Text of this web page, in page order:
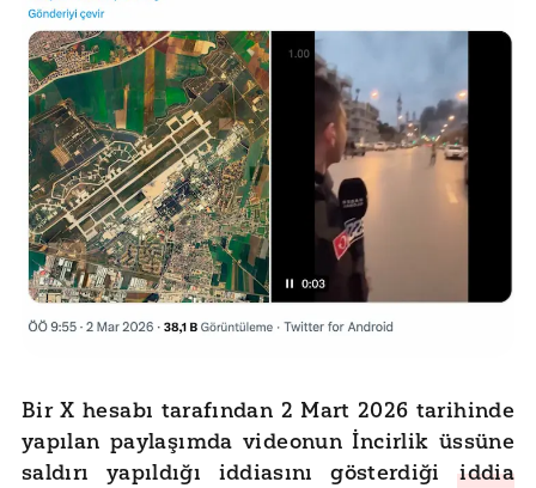
Bir X hesabı tarafından 2 Mart 2026 tarihinde
yapılan paylaşımda videonun İncirlik üssüne
saldırı yapıldığı iddiasını gösterdiğiiddia